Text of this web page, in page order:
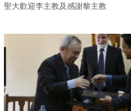
聖大歡迎李主教及感謝黎主教